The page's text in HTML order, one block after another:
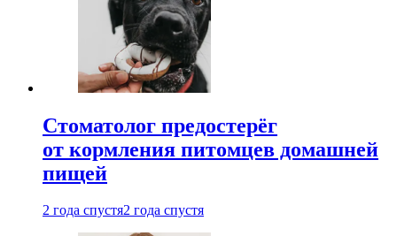
Стоматолог предостерёг
от кормления питомцев домашней
пищей
2 года спустя2 года спустя